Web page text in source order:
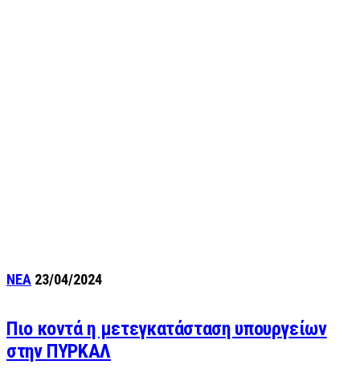
ΝΕΑ 23/04/2024
Πιο κοντά η μετεγκατάσταση υπουργείων
στην ΠΥΡΚΑΛ